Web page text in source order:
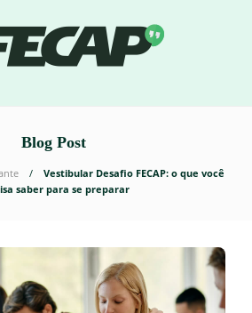
Blog Post
Vestibular Desafio FECAP: o que você
saber para se preparar